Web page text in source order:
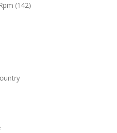
(142)